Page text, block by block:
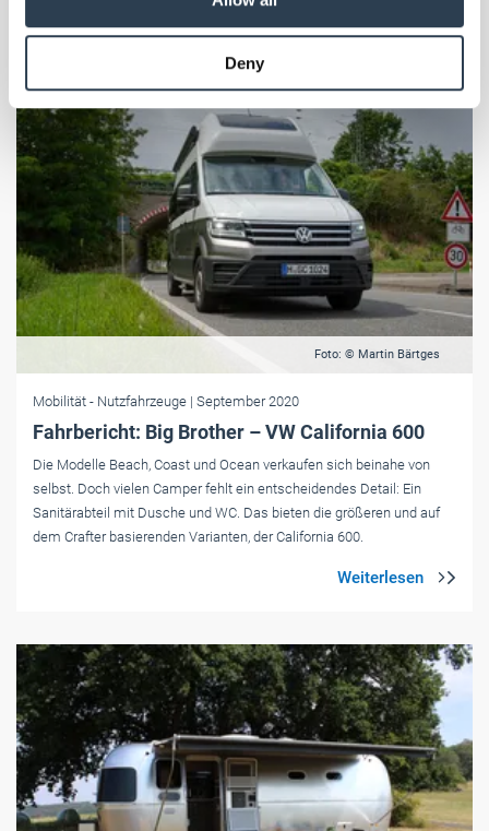
provided to them or that they’ve collected from your use
Weitere Informationen:Impressum Datenschutz
Deny
Foto: © Martin Bärtges
Mobilität - Nutzfahrzeuge | September 2020
Fahrbericht: Big Brother – VW California 600
Die Modelle Beach, Coast und Ocean verkaufen sich beinahe von
selbst. Doch vielen Camper fehlt ein entscheidendes Detail: Ein
Sanitärabteil mit Dusche und WC. Das bieten die größeren und auf
dem Crafter basierenden Varianten, der California 600.